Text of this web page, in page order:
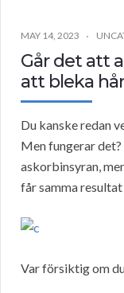
MAY 14, 2023
Går det att
att bleka
Du kanske redan
Men fungerar
askorbinsyran,
får samma
Var försiktig om